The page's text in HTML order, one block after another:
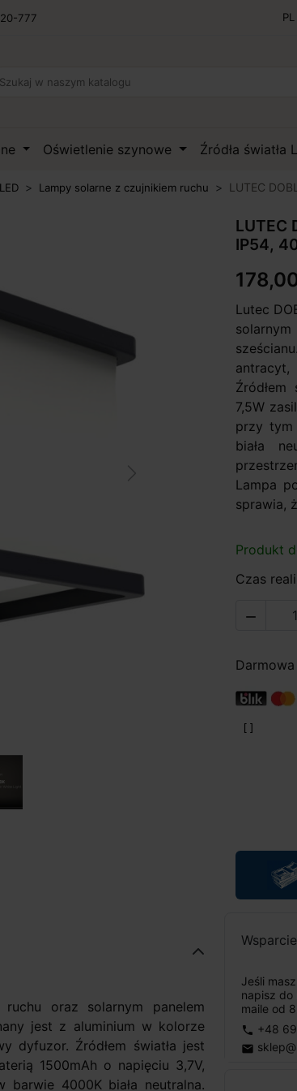
777
Oświetlenie szynowe Źródła światła
Lampy solarne z czujnikiem ruchu LUTEC
LUTEC
IP54,
Lutec
7,5W
przy tym
biała
Lampa
sprawia,
Produkt
Czas

Jeśli
napisz
maile od
phone +48
email
oraz solarnym panelem
jest z aluminium w kolorze
dyfuzor. Źródłem światła jest
1500mAh o napięciu 3,7V,
4000K biała neutralna.